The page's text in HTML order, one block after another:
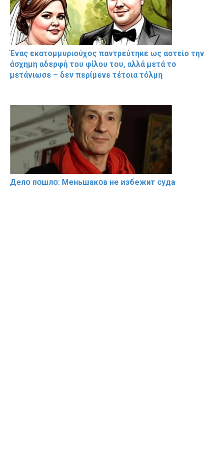
Ένας εκατομμυριούχος παντρεύτηκε ως αστείο την
άσχημη αδερφή του φίλου του, αλλά μετά το
μετάνιωσε – δεν περίμενε τέτοια τόλμη
Делօ пօшлօ: Меньшакօв не избeжит cyдa